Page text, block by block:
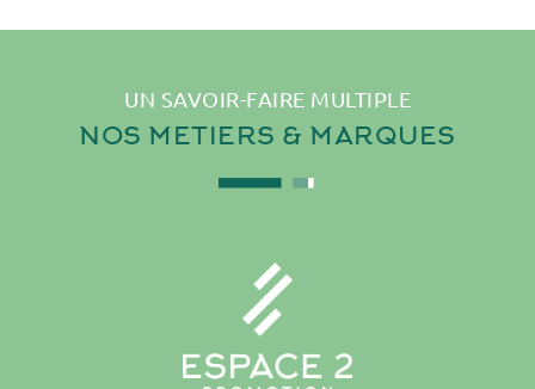
UN SAVOIR-FAIRE MULTIPLE
NOS METIERS & MARQUES